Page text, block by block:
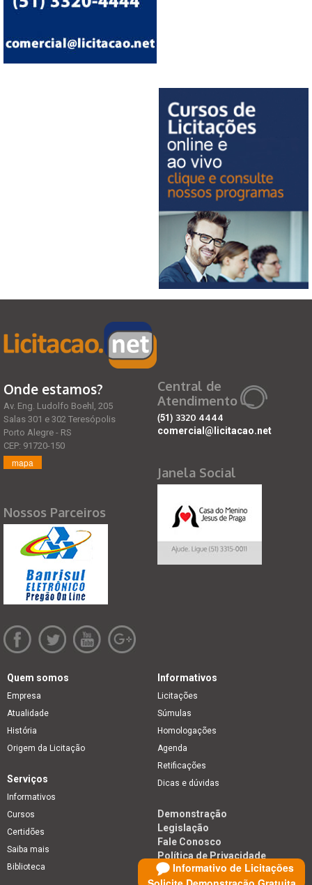
Informativo de Licitações
Onde estamos?
Av. Eng. Ludolfo Boehl, 205
Salas 301 e 302 Teresópolis
Porto Alegre - RS
CEP: 91720-150
mapa
Nossos Parceiros
Central de
Atendimento
(51) 3320 4444
comercial@licitacao.net
Janela Social
Quem somos
Empresa
Atualidade
História
Origem da Licitação
Informativos
Licitações
Súmulas
Homologações
Agenda
Retificações
Dicas e dúvidas
Serviços
Informativos
Cursos
Certidões
Saiba mais
Biblioteca
Demonstração
Legislação
Fale Conosco
Política de Privacidade